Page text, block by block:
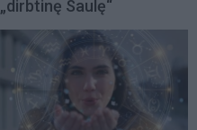
„dirbtinę Saulę“